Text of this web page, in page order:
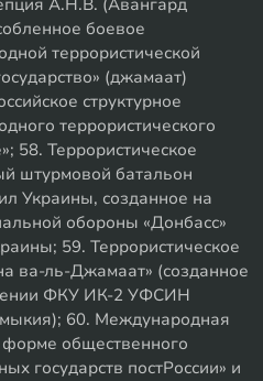
боевое
террористической
(джамаат)
структурное
террористического
58. Террористическое
штурмовой батальон
Украины, созданное на
обороны «Донбасс»
59. Террористическое
ва-ль-Джамаат» (созданное
ФКУ ИК-2 УФСИН
60. Международная
общественного
государств постРоссии» и